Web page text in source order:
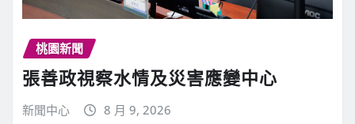
桃園新聞
張善政視察水情及災害應變中心
新聞中心 8 月 9, 2026